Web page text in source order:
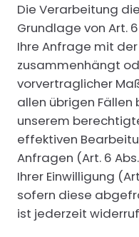
Die Verarbeitung
Grundlage von Art. 6
Ihre Anfrage mit
zusammenhängt
vorvertraglicher
allen übrigen
unserem
effektiven
Anfragen (Art. 6
Ihrer Einwilligung
sofern diese
ist jederzeit